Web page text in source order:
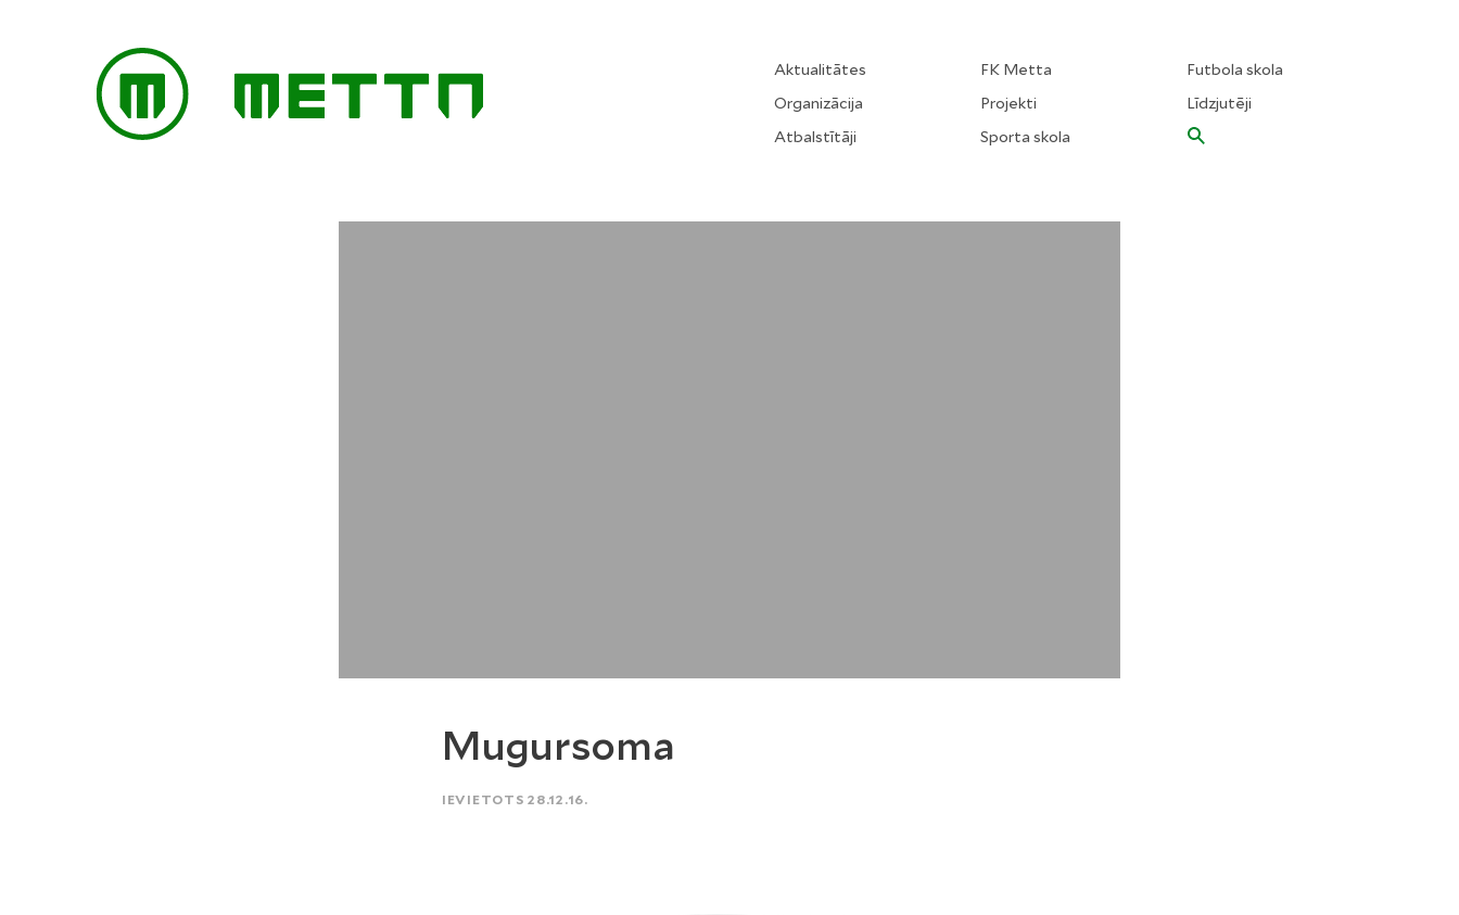
Aktualitātes
Organizācija
Atbalstītāji
FK Metta
Projekti
Sporta skola
Futbola skola
Līdzjutēji
Mugursoma
IEVIETOTS 28.12.16.